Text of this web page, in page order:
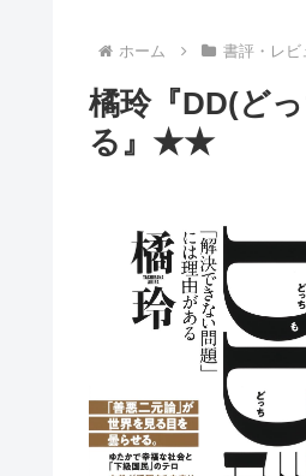
ホーム 書評・レビ
橘玲『DD(ど
る』★★